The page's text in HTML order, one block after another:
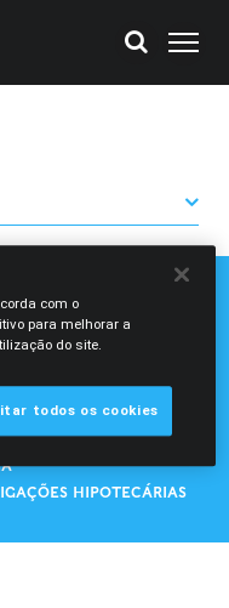
HIPOTECÁRIAS
com o
para melhorar a
do site.
todos os cookies